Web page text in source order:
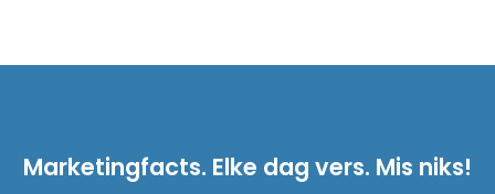
Marketingfacts. Elke dag vers. Mis niks!